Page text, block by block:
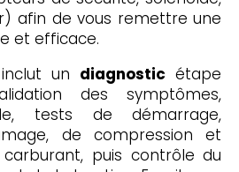
afin de vous remettre une
et efficace.
un diagnostic étape
des symptômes,
tests de démarrage,
de compression et
carburant, puis contrôle du